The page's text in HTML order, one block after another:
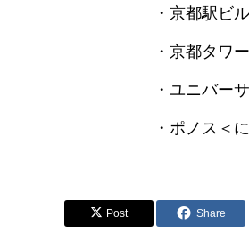
・京都駅ビ
・京都タワ
・ユニバー
・ポノス＜
Post Share